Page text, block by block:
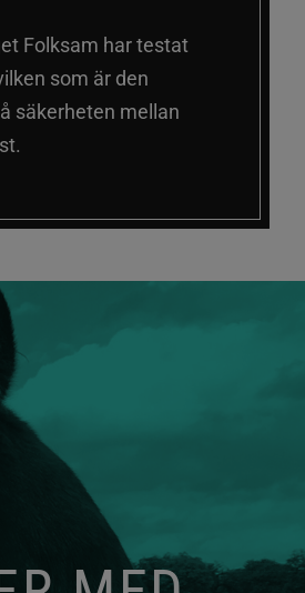
Folksam har testat
som är den
säkerheten mellan